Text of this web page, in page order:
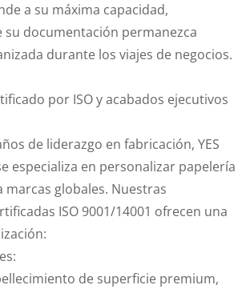
a su máxima capacidad,
su documentación permanezca
durante los viajes de negocios.
por ISO y acabados ejecutivos
de liderazgo en fabricación, YES
especializa en personalizar papelería
globales. Nuestras
ISO 9001/14001 ofrecen una
de superficie premium,